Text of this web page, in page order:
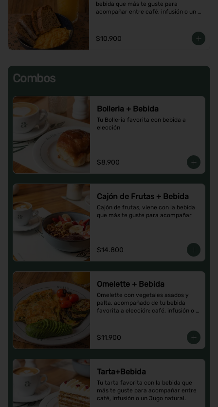
bebida que más te guste para
acompañar entre café, infusión o un
$10.900
Combos
Bolleria + Bebida
Tu Bolleria favorita con bebida a
elección
$8.900
Cajón de Frutas + Bebida
Cajón de frutas, viene con la bebida
que más te guste para acompañar
$14.800
Omelette + Bebida
Omelette con vegetales asados y
palta, acompañado de tu bebida
favorita a elección: café, infusión o
$11.900
Tarta+Bebida
Tu tarta favorita con la bebida que
más te guste para acompañar entre
café, infusión o un Jugo natural.